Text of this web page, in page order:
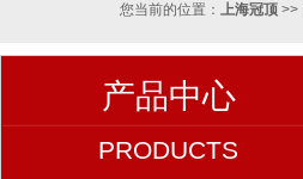
您当前的位置： 上海冠顶 >>
产品中心
PRODUCTS